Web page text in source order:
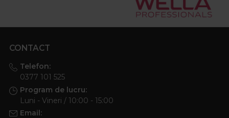
CONTACT
Telefon:
0377 101 525
Program de lucru:
Luni - Vineri / 10:00 - 15:00
Email: